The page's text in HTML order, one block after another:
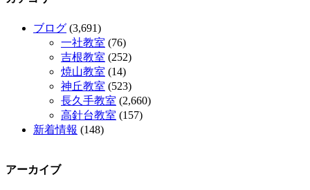
ブログ (3,691)
一社教室 (76)
吉根教室 (252)
焼山教室 (14)
神丘教室 (523)
長久手教室 (2,660)
高針台教室 (157)
新着情報 (148)
アーカイブ